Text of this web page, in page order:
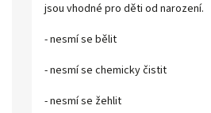
jsou vhodné pro děti od narození.
- nesmí se bělit
- nesmí se chemicky čistit
- nesmí se žehlit